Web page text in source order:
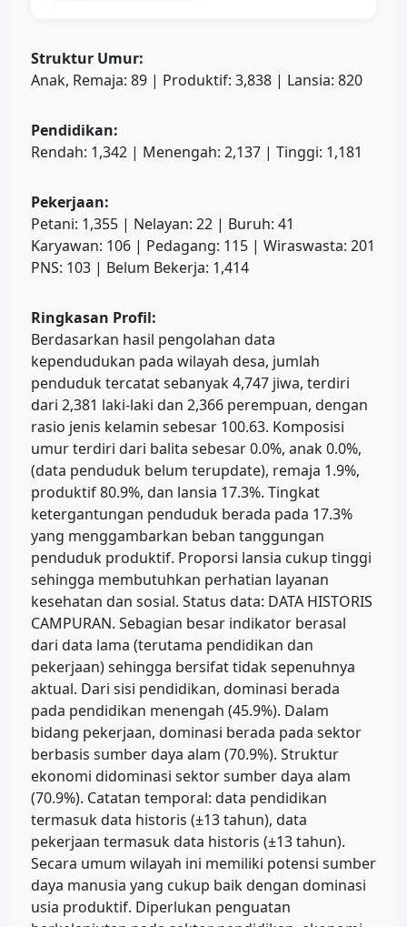
Struktur Umur:
Anak, Remaja: 89 | Produktif: 3,838 | Lansia: 820
Pendidikan:
Rendah: 1,342 | Menengah: 2,137 | Tinggi: 1,181
Pekerjaan:
Petani: 1,355 | Nelayan: 22 | Buruh: 41
Karyawan: 106 | Pedagang: 115 | Wiraswasta: 201
PNS: 103 | Belum Bekerja: 1,414
Ringkasan Profil:
Berdasarkan hasil pengolahan data
kependudukan pada wilayah desa, jumlah
penduduk tercatat sebanyak 4,747 jiwa, terdiri
dari 2,381 laki-laki dan 2,366 perempuan, dengan
rasio jenis kelamin sebesar 100.63. Komposisi
umur terdiri dari balita sebesar 0.0%, anak 0.0%,
(data penduduk belum terupdate), remaja 1.9%,
produktif 80.9%, dan lansia 17.3%. Tingkat
ketergantungan penduduk berada pada 17.3%
yang menggambarkan beban tanggungan
penduduk produktif. Proporsi lansia cukup tinggi
sehingga membutuhkan perhatian layanan
kesehatan dan sosial. Status data: DATA HISTORIS
CAMPURAN. Sebagian besar indikator berasal
dari data lama (terutama pendidikan dan
pekerjaan) sehingga bersifat tidak sepenuhnya
aktual. Dari sisi pendidikan, dominasi berada
pada pendidikan menengah (45.9%). Dalam
bidang pekerjaan, dominasi berada pada sektor
berbasis sumber daya alam (70.9%). Struktur
ekonomi didominasi sektor sumber daya alam
(70.9%). Catatan temporal: data pendidikan
termasuk data historis (±13 tahun), data
pekerjaan termasuk data historis (±13 tahun).
Secara umum wilayah ini memiliki potensi sumber
daya manusia yang cukup baik dengan dominasi
usia produktif. Diperlukan penguatan